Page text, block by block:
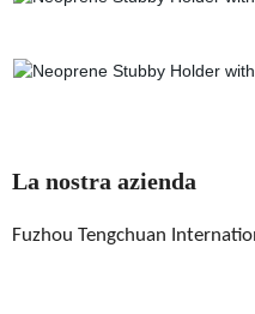
La nostra azienda
Fuzhou Tengchuan